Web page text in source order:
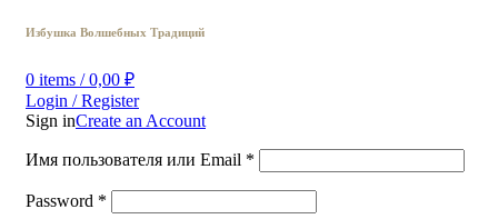
Избушка Волшебных Традиций
0 items / 0,00 ₽
Login / Register
Sign inCreate an Account
Имя пользователя или Email *
Password *